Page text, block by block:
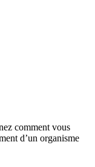
comment vous
d’un organisme